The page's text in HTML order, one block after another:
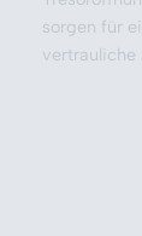
sorgen für
vertrauliche